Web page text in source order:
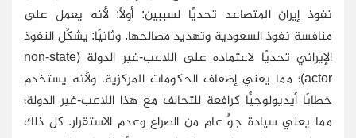
نفوذ إيران المتصاعد تحديًا لسببين: أولاً: لأنه يعمل على
منافسة نفوذ السعودية وتهديد مصالحها. وثانيًا: يشكِّل النفوذ
الإيراني تحديًا لاعتماده على اللاعب-غير الدولة (non-state
actor)؛ مما يعني إضعاف الحكومات المركزية، ولأنه يستخدم
خطابًا أيديولوجيًّا كرافعة للتحالف مع هذا اللاعب-غير الدولة؛
مما يعني سيادة جوٍّ عام من الصراع وعدم الاستقرار. كل ذلك